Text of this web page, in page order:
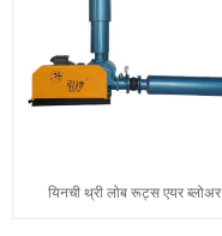
यिनची थ्री लोब रूट्स एयर ब्लोअर